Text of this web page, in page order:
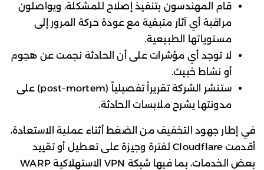
قام المهندسون بتنفيذ إصلاح للمشكلة، ويواصلون
مراقبة أي آثار متبقية مع عودة حركة المرور إلى
مستوياتها الطبيعية.
لا توجد أي مؤشرات على أن الحادثة نجمت عن هجوم
أو نشاط خبيث.
ستنشر الشركة تقريراً تفصيلياً (post-mortem) على
مدونتها يشرح ملابسات الحادثة.
في إطار جهود التخفيف من الضغط أثناء عملية الاستعادة،
أقدمت Cloudflare لفترة وجيزة على تعطيل أو تقييد
بعض الخدمات، بما فيها شبكة VPN الاستهلاكية WARP